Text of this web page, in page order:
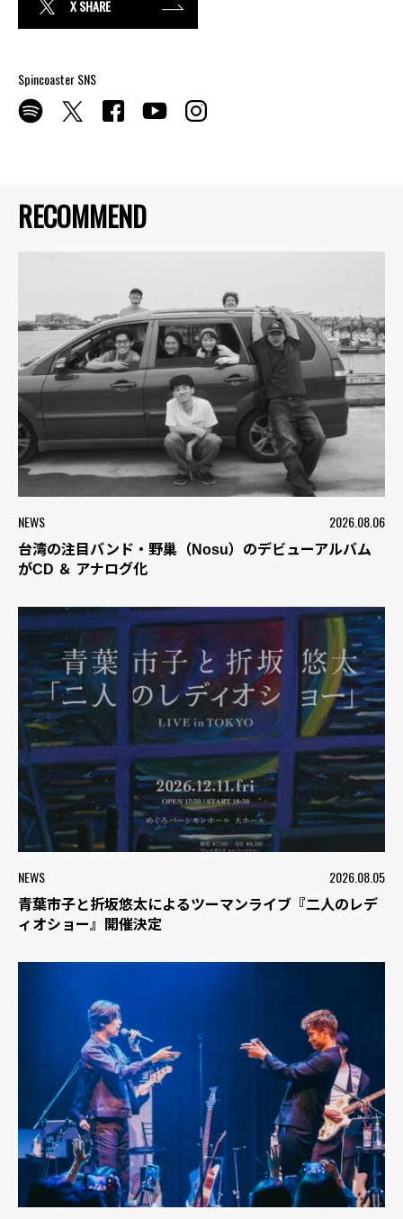
RECOMMEND
NEWS 2026.08.06
台湾の注目バンド・野巢（Nosu）のデビューアルバム
がCD ＆ アナログ化
NEWS 2026.08.05
青葉市子と折坂悠太によるツーマンライブ『二人のレデ
ィオショー』開催決定
X SHARE
Spincoaster SNS